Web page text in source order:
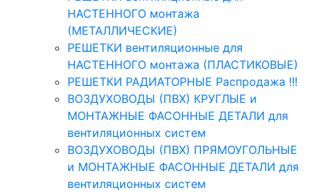
НАСТЕННОГО монтажа
(МЕТАЛЛИЧЕСКИЕ)
РЕШЕТКИ вентиляционные для
НАСТЕННОГО монтажа (ПЛАСТИКОВЫЕ)
РЕШЕТКИ РАДИАТОРНЫЕ Распродажа !!!
ВОЗДУХОВОДЫ (ПВХ) КРУГЛЫЕ и
МОНТАЖНЫЕ ФАСОННЫЕ ДЕТАЛИ для
вентиляционных систем
ВОЗДУХОВОДЫ (ПВХ) ПРЯМОУГОЛЬНЫЕ
и МОНТАЖНЫЕ ФАСОННЫЕ ДЕТАЛИ для
вентиляционных систем